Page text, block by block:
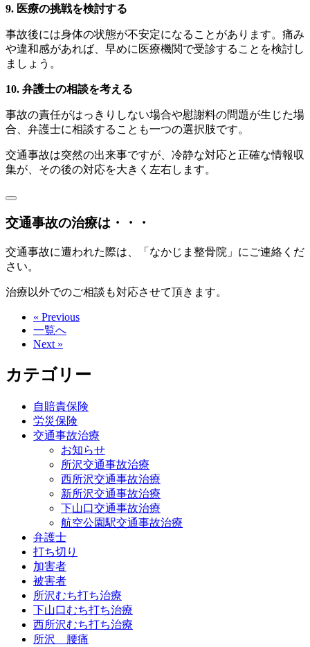
9. 医療の挑戦を検討する
事故後には身体の状態が不安定になることがあります。痛み
や違和感があれば、早めに医療機関で受診することを検討し
ましょう。
10. 弁護士の相談を考える
事故の責任がはっきりしない場合や慰謝料の問題が生じた場
合、弁護士に相談することも一つの選択肢です。
交通事故は突然の出来事ですが、冷静な対応と正確な情報収
集が、その後の対応を大きく左右します。
交通事故の治療は・・・
交通事故に遭われた際は、「なかじま整骨院」にご連絡くだ
さい。
治療以外でのご相談も対応させて頂きます。
« Previous
一覧へ
Next »
カテゴリー
自賠責保険
労災保険
交通事故治療
お知らせ
所沢交通事故治療
西所沢交通事故治療
新所沢交通事故治療
下山口交通事故治療
航空公園駅交通事故治療
弁護士
打ち切り
加害者
被害者
所沢むち打ち治療
下山口むち打ち治療
西所沢むち打ち治療
所沢 腰痛